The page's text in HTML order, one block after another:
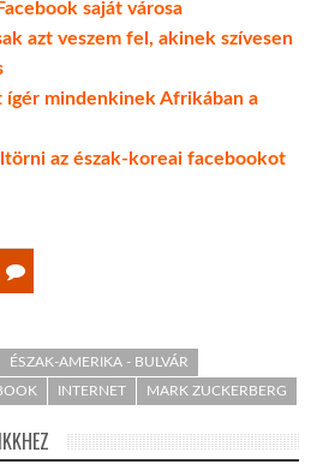
saját városa
azt veszem fel, akinek szívesen
ígér mindenkinek Afrikában a
az észak-koreai facebookot
ÉSZAK-AMERIKA - BULVÁR
INTERNET MARK ZUCKERBERG